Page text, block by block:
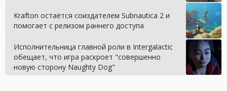
Krafton остаётся соиздателем Subnautica 2 и
помогает с релизом раннего доступа
Исполнительница главной роли в Intergalactic
обещает, что игра раскроет "совершенно
новую сторону Naughty Dog"